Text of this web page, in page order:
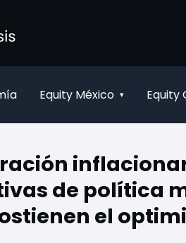
Equity México ▾ Equity
de política
el